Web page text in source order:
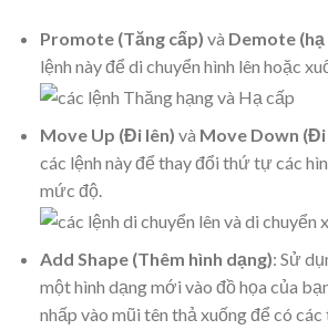
Promote (Tăng cấp) và Demote (hạ
lệnh này để di chuyển hình lên hoặc
Move Up (Đi lên) và Move Down (Đi
các lệnh này để thay đổi thứ tự các
mức độ.
Add Shape (Thêm hình dạng): Sử
một hình dạng mới vào đồ họa của
nhấp vào mũi tên thả xuống để có